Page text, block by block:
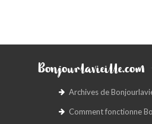
Bonjourlavieille.com
Archives de
Comment fonctionne